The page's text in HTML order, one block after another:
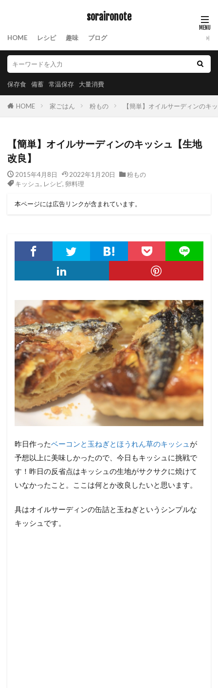
soraironote
HOME レシピ 趣味 ブログ
保存食 備蓄 常温保存 大量消費
HOME 家ごはん 粉もの 【簡単】オイルサーディンのキ
【簡単】オイルサーディンのキッシュ【生地
改良】
2015年4月8日 2022年1月20日
粉もの
キッシュ , レシピ, 卵料理
本ページには広告リンクが含まれています。
昨日作ったベーコンと玉ねぎとほうれん草のキッシュ が
予想以上に美味しかったので、今日もキッシュに挑戦で
す！昨日の反省点はキッシュの生地がサクサクに焼けて
いなかったこと。ここは何とか改良したいと思います。
具はオイルサーディンの缶詰と玉ねぎというシンプルな
キッシュです。